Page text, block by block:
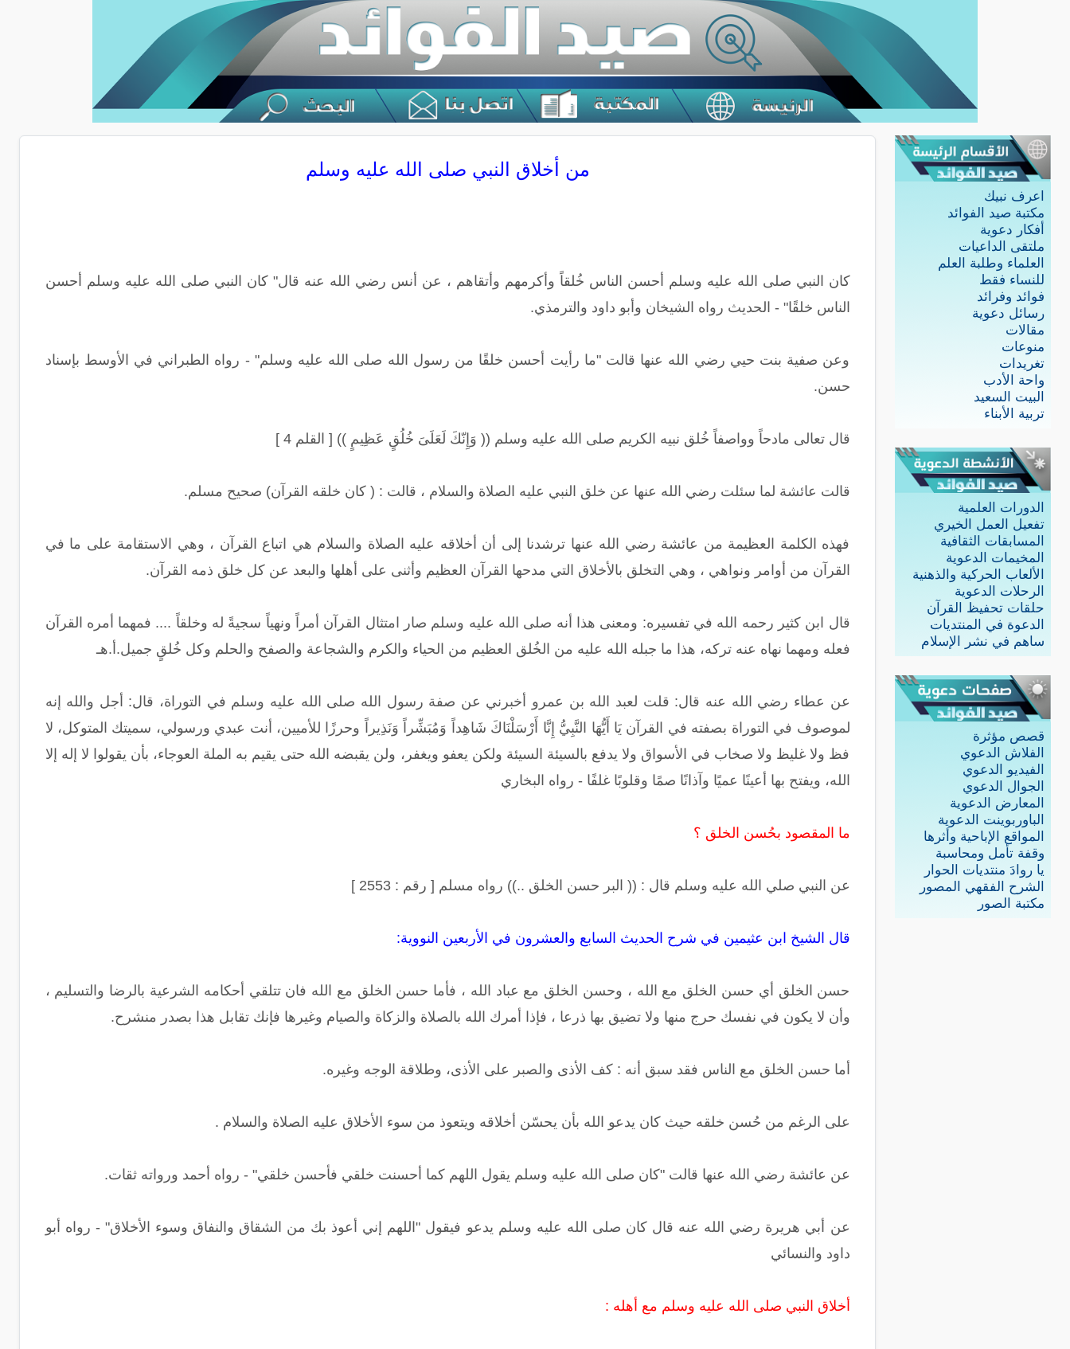
اعرف نبيك
مكتبة صيد الفوائد
أفكار دعوية
ملتقى الداعيات
العلماء وطلبة العلم
للنساء فقط
فوائد وفرائد
رسائل دعوية
مقالات
منوعات
تغريدات
واحة الأدب
البيت السعيد
تربية الأبناء
الدورات العلمية
تفعيل العمل الخيري
المسابقات الثقافية
المخيمات الدعوية
الألعاب الحركية والذهنية
الرحلات الدعوية
حلقات تحفيظ القرآن
الدعوة في المنتديات
ساهم في نشر الإسلام
قصص مؤثرة
الفلاش الدعوي
الفيديو الدعوي
الجوال الدعوي
المعارض الدعوية
الباوربوينت الدعوية
المواقع الإباحية وأثرها
وقفة تأمل ومحاسبة
يا روادَ منتديات الحوار
الشرح الفقهي المصور
مكتبة الصور
من أخلاق النبي صلى الله عليه وسلم
كان النبي صلى الله عليه وسلم أحسن الناس خُلقاً وأكرمهم وأتقاهم ، عن أنس رضي الله عنه قال" كان النبي صلى الله عليه وسلم أحسن
الناس خلقًا" - الحديث رواه الشيخان وأبو داود والترمذي.
وعن صفية بنت حيي رضي الله عنها قالت "ما رأيت أحسن خلقًا من رسول الله صلى الله عليه وسلم" - رواه الطبراني في الأوسط بإسناد
حسن.
قال تعالى مادحاً وواصفاً خُلق نبيه الكريم صلى الله عليه وسلم (( وَإِنّكَ لَعَلَىَ خُلُقٍ عَظِيمٍ )) [ القلم 4 ]
قالت عائشة لما سئلت رضي الله عنها عن خلق النبي عليه الصلاة والسلام ، قالت : ( كان خلقه القرآن) صحيح مسلم.
فهذه الكلمة العظيمة من عائشة رضي الله عنها ترشدنا إلى أن أخلاقه عليه الصلاة والسلام هي اتباع القرآن ، وهي الاستقامة على ما في
القرآن من أوامر ونواهي ، وهي التخلق بالأخلاق التي مدحها القرآن العظيم وأثنى على أهلها والبعد عن كل خلق ذمه القرآن.
قال ابن كثير رحمه الله في تفسيره: ومعنى هذا أنه صلى الله عليه وسلم صار امتثال القرآن أمراً ونهياً سجيةً له وخلقاً .... فمهما أمره القرآن
فعله ومهما نهاه عنه تركه، هذا ما جبله الله عليه من الخُلق العظيم من الحياء والكرم والشجاعة والصفح والحلم وكل خُلقٍ جميل.أ.هـ
عن عطاء رضي الله عنه قال: قلت لعبد الله بن عمرو أخبرني عن صفة رسول الله صلى الله عليه وسلم في التوراة، قال: أجل والله إنه
لموصوف في التوراة بصفته في القرآن يَا أَيُّهَا النَّبِيُّ إِنَّا أَرْسَلْنَاكَ شَاهِداً وَمُبَشِّراً وَنَذِيراً وحرزًا للأميين، أنت عبدي ورسولي، سميتك المتوكل، لا
فظ ولا غليظ ولا صخاب في الأسواق ولا يدفع بالسيئة السيئة ولكن يعفو ويغفر، ولن يقبضه الله حتى يقيم به الملة العوجاء، بأن يقولوا لا إله إلا
الله، ويفتح بها أعينًا عميًا وآذانًا صمًا وقلوبًا غلفًا - رواه البخاري
ما المقصود بحُسن الخلق ؟
عن النبي صلي الله عليه وسلم قال : (( البر حسن الخلق ..)) رواه مسلم [ رقم : 2553 ]
قال الشيخ ابن عثيمين في شرح الحديث السابع والعشرون في الأربعين النووية:
حسن الخلق أي حسن الخلق مع الله ، وحسن الخلق مع عباد الله ، فأما حسن الخلق مع الله فان تتلقي أحكامه الشرعية بالرضا والتسليم ،
وأن لا يكون في نفسك حرج منها ولا تضيق بها ذرعا ، فإذا أمرك الله بالصلاة والزكاة والصيام وغيرها فإنك تقابل هذا بصدر منشرح.
أما حسن الخلق مع الناس فقد سبق أنه : كف الأذى والصبر على الأذى، وطلاقة الوجه وغيره.
على الرغم من حُسن خلقه حيث كان يدعو الله بأن يحسّن أخلاقه ويتعوذ من سوء الأخلاق عليه الصلاة والسلام .
عن عائشة رضي الله عنها قالت "كان صلى الله عليه وسلم يقول اللهم كما أحسنت خلقي فأحسن خلقي" - رواه أحمد ورواته ثقات.
عن أبي هريرة رضي الله عنه قال كان صلى الله عليه وسلم يدعو فيقول "اللهم إني أعوذ بك من الشقاق والنفاق وسوء الأخلاق" - رواه أبو
داود والنسائي
أخلاق النبي صلى الله عليه وسلم مع أهله :